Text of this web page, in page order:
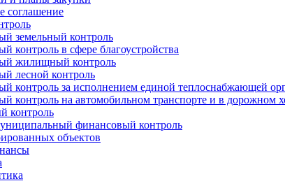
соглашение
земельный контроль
контроль в сфере благоустройства
жилищный контроль
лесной контроль
контроль за исполнением единой теплоснабжающей
контроль на автомобильном транспорте и в дорожном
контроль
финансовый контроль
объектов